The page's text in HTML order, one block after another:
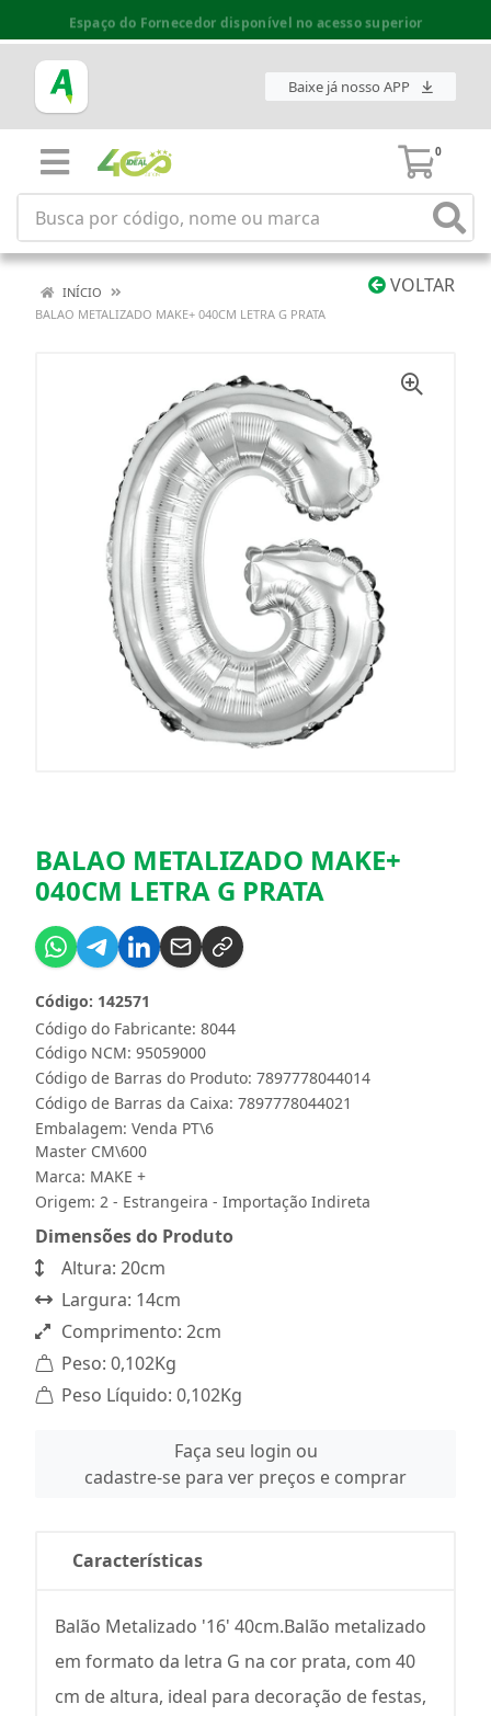
Espaço do Fornecedor disponível no acesso superior
Baixe já nosso APP
0
VOLTAR
INÍCIO
BALAO METALIZADO MAKE+ 040CM LETRA G PRATA
BALAO METALIZADO MAKE+
040CM LETRA G PRATA
Código do Fabricante: 8044
Código: 142571
Código NCM: 95059000
Código de Barras do Produto: 7897778044014
Código de Barras da Caixa: 7897778044021
Embalagem: Venda PT\6
Master CM\600
Marca: MAKE +
Origem: 2 - Estrangeira - Importação Indireta
Dimensões do Produto
Altura: 20cm
Largura: 14cm
Comprimento: 2cm
Peso: 0,102Kg
Peso Líquido: 0,102Kg
Faça seu login ou
cadastre-se para ver preços e comprar
Características
Balão Metalizado '16' 40cm.Balão metalizado
em formato da letra G na cor prata, com 40
cm de altura, ideal para decoração de festas,